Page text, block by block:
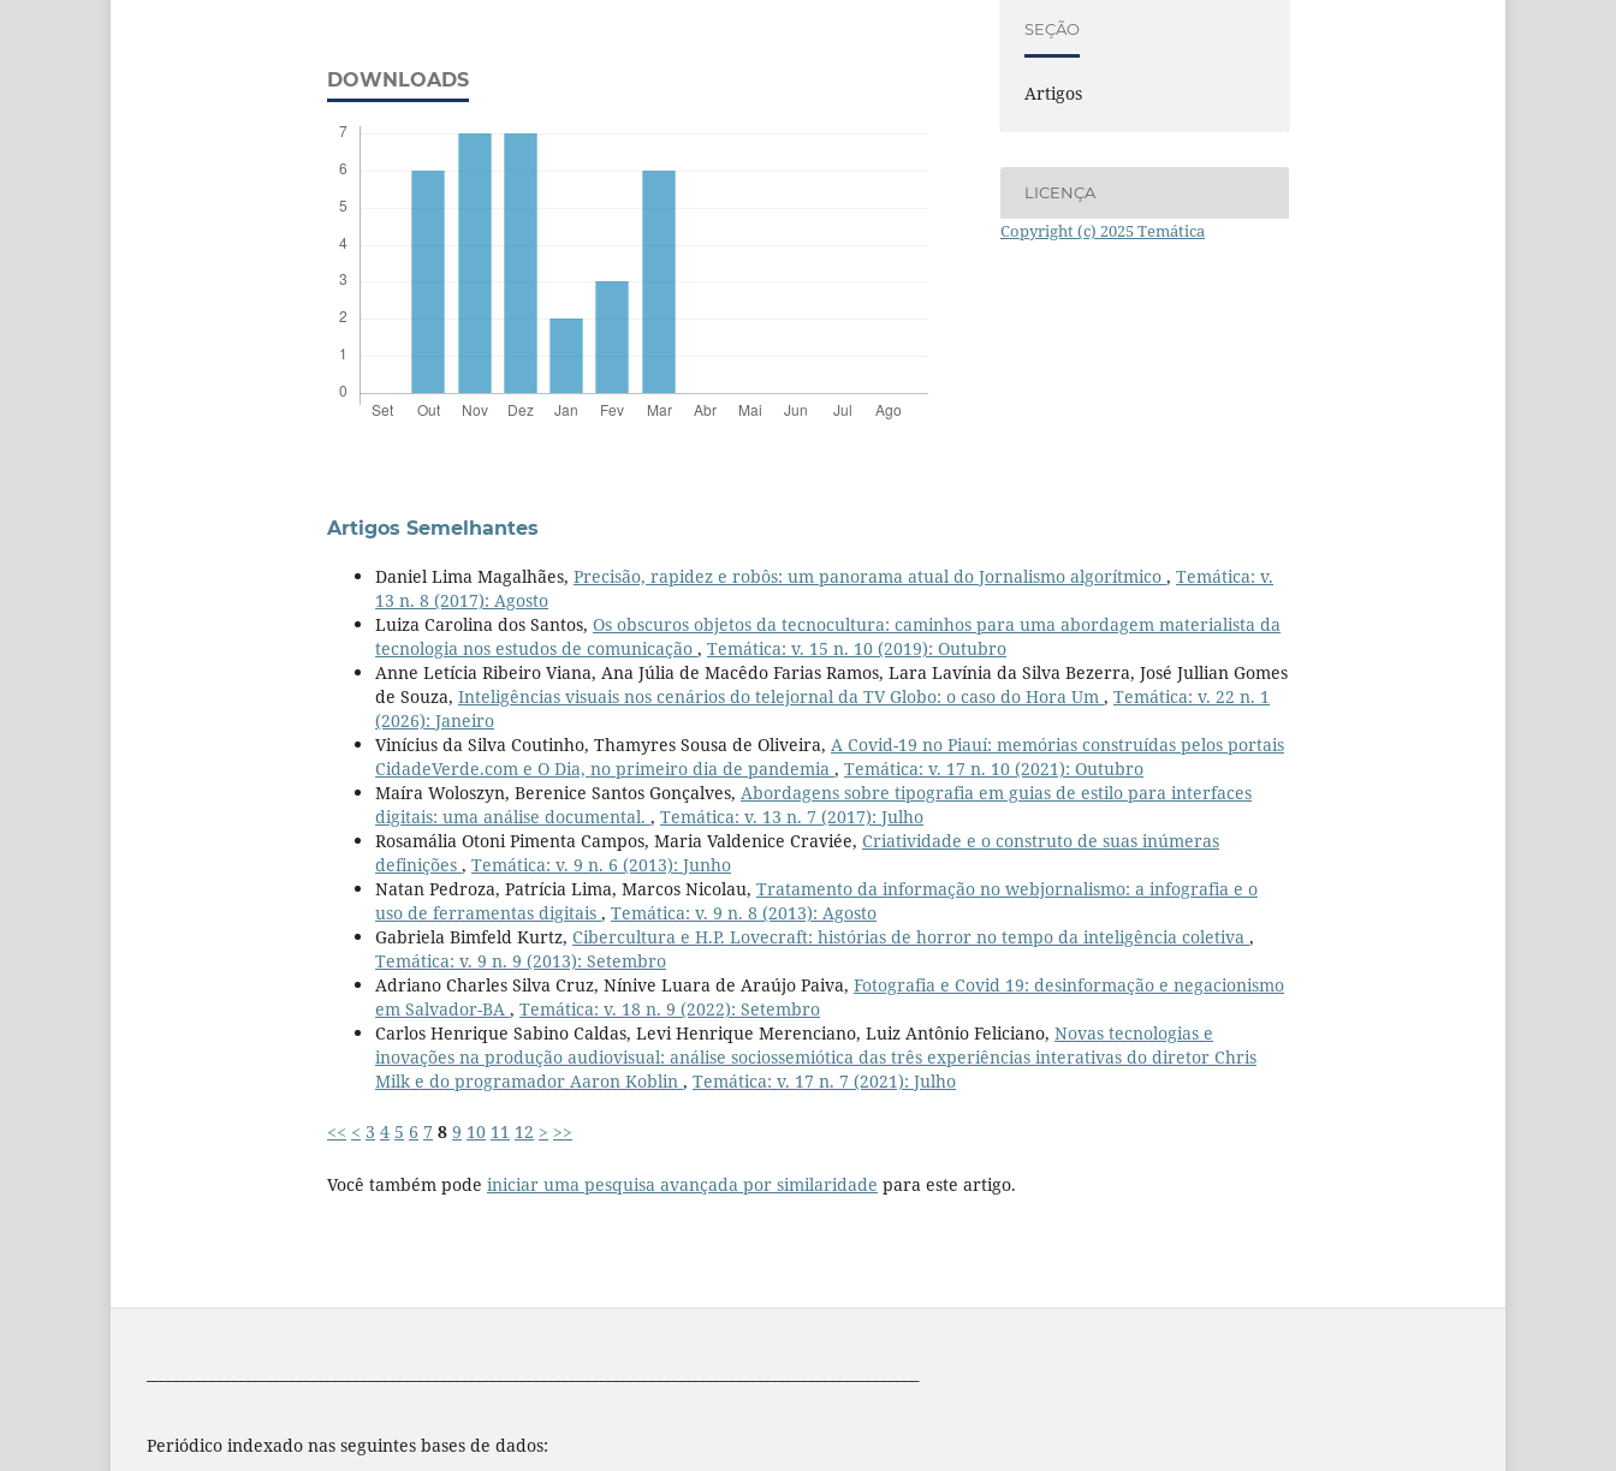
DOWNLOADS
SEÇÃO
Artigos
LICENÇA
Copyright (c) 2025 Temática
Artigos Semelhantes
Daniel Lima Magalhães, Precisão, rapidez e robôs: um panorama atual do Jornalismo algorítmico , Temática: v.
13 n. 8 (2017): Agosto
Luiza Carolina dos Santos, Os obscuros objetos da tecnocultura: caminhos para uma abordagem materialista da
tecnologia nos estudos de comunicação , Temática: v. 15 n. 10 (2019): Outubro
Anne Letícia Ribeiro Viana, Ana Júlia de Macêdo Farias Ramos, Lara Lavínia da Silva Bezerra, José Jullian Gomes
de Souza, Inteligências visuais nos cenários do telejornal da TV Globo: o caso do Hora Um , Temática: v. 22 n. 1
(2026): Janeiro
Vinícius da Silva Coutinho, Thamyres Sousa de Oliveira, A Covid-19 no Piauí: memórias construídas pelos portais
CidadeVerde.com e O Dia, no primeiro dia de pandemia , Temática: v. 17 n. 10 (2021): Outubro
Maíra Woloszyn, Berenice Santos Gonçalves, Abordagens sobre tipografia em guias de estilo para interfaces
digitais: uma análise documental. , Temática: v. 13 n. 7 (2017): Julho
Rosamália Otoni Pimenta Campos, Maria Valdenice Craviée, Criatividade e o construto de suas inúmeras
definições , Temática: v. 9 n. 6 (2013): Junho
Natan Pedroza, Patrícia Lima, Marcos Nicolau, Tratamento da informação no webjornalismo: a infografia e o
uso de ferramentas digitais , Temática: v. 9 n. 8 (2013): Agosto
Gabriela Bimfeld Kurtz, Cibercultura e H.P. Lovecraft: histórias de horror no tempo da inteligência coletiva ,
Temática: v. 9 n. 9 (2013): Setembro
Adriano Charles Silva Cruz, Nínive Luara de Araújo Paiva, Fotografia e Covid 19: desinformação e negacionismo
em Salvador-BA , Temática: v. 18 n. 9 (2022): Setembro
Carlos Henrique Sabino Caldas, Levi Henrique Merenciano, Luiz Antônio Feliciano, Novas tecnologias e
inovações na produção audiovisual: análise sociossemiótica das três experiências interativas do diretor Chris
Milk e do programador Aaron Koblin , Temática: v. 17 n. 7 (2021): Julho
<< < 3 4 5 6 7 8 9 10 11 12 > >>
Você também pode iniciar uma pesquisa avançada por similaridade para este artigo.
Periódico indexado nas seguintes bases de dados: